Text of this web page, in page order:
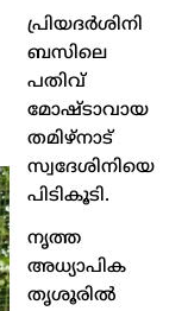
പ്രിയദർശിനി
ബസിലെ
പതിവ്
മോഷ്ടാവായ
തമിഴ്നാട്
സ്വദേശിനിയെ
പിടികൂടി.
നൃത്ത
അധ്യാപിക
തൃശൂരിൽ